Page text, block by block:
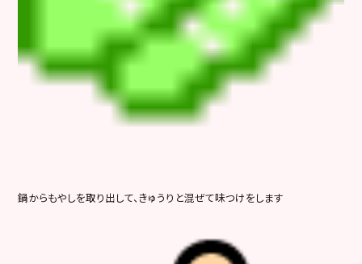
鍋からもやしを取り出して、きゅうりと混ぜて味つけをします